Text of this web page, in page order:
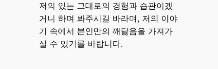
저의 있는 그대로의 경험과 습관이겠
거니 하며 봐주시길 바라며, 저의 이야
기 속에서 본인만의 깨닳음을 가져가
실 수 있기를 바랍니다.